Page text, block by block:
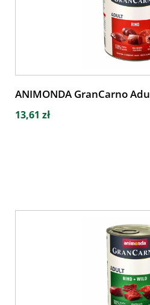
ANIMONDA GranCarno
13,61 zł